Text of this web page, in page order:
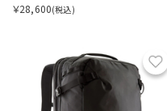
￥28,600(税込)